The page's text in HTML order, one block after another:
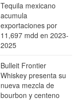
Tequila mexicano
acumula
exportaciones por
11,697 mdd en 2023-
2025
Bulleit Frontier
Whiskey presenta su
nueva mezcla de
bourbon y centeno